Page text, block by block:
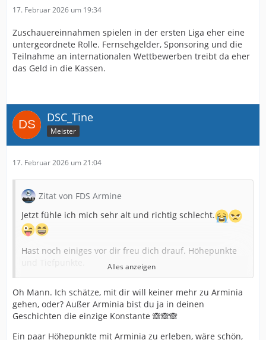
17. Februar 2026 um 19:34
Zuschauereinnahmen spielen in der ersten Liga eher eine
untergeordnete Rolle. Fernsehgelder, Sponsoring und die
Teilnahme an internationalen Wettbewerben treibt da eher
das Geld in die Kassen.
DSC_Tine
Meister
17. Februar 2026 um 21:04
Zitat von FDS Armine
Jetzt fühle ich mich sehr alt und richtig schlecht.
Hast noch einiges vor dir freu dich drauf. Höhepunkte
wirklich verstanden. Lizenzentzug nicht kapiert, war
trotzdem toll. Heute Opa Tod
Alles anzeigen
Oh Mann. Ich schätze, mit dir will keiner mehr zu Arminia
gehen, oder? Außer Arminia bist du ja in deinen
Geschichten die einzige Konstante 🙈🙈🙈
Ein paar Höhepunkte mit Arminia zu erleben, wäre schön,